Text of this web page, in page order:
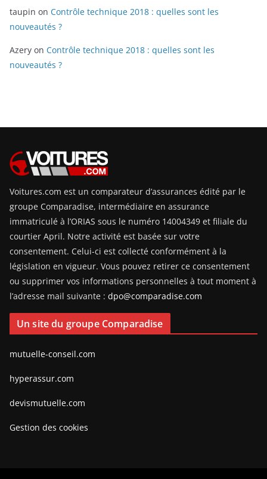
taupin on Contrôle technique 2018 : quelles sont les
nouveautés ?
Azery on Contrôle technique 2018 : quelles sont les
nouveautés ?
Voitures.com est un comparateur d’assurances édité par le
groupe Comparadise, intermédiaire en assurance
immatriculé à l’ORIAS sous le numéro 14004349 et filiale du
courtier April. Notre activité est basée sur votre
consentement. Celui-ci est collecté conformément à la
législation en vigueur. Vous pouvez retirer ce consentement
ou supprimer vos informations personnelles à tout moment à
l’adresse mail suivante : dpo@comparadise.com
Un site du groupe Comparadise
mutuelle-conseil.com
hyperassur.com
devismutuelle.com
Gestion des cookies